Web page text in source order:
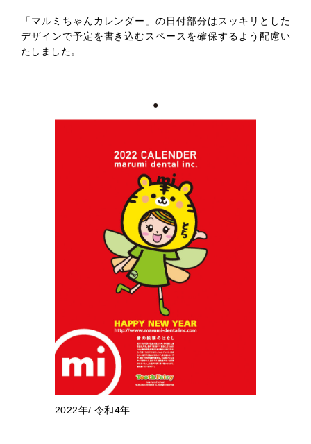
「マルミちゃんカレンダー」の日付部分はスッキリとした
デザインで予定を書き込むスペースを確保するよう配慮い
たしました。
2022年/ 令和4年